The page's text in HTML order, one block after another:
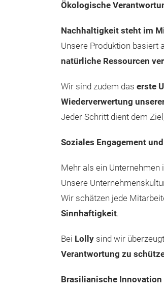
Ökologische
Nachhaltigkeit steht im
Unsere Produktion basiert
natürliche Ressourcen
Wir sind zudem das erste
Wiederverwertung
Jeder Schritt dient dem
Soziales Engagement
Mehr als ein Unternehmen
Unsere
Wir schätzen jede
Sinnhaftigkeit.
Bei Lolly sind wir
Verantwortung zu
Brasilianische